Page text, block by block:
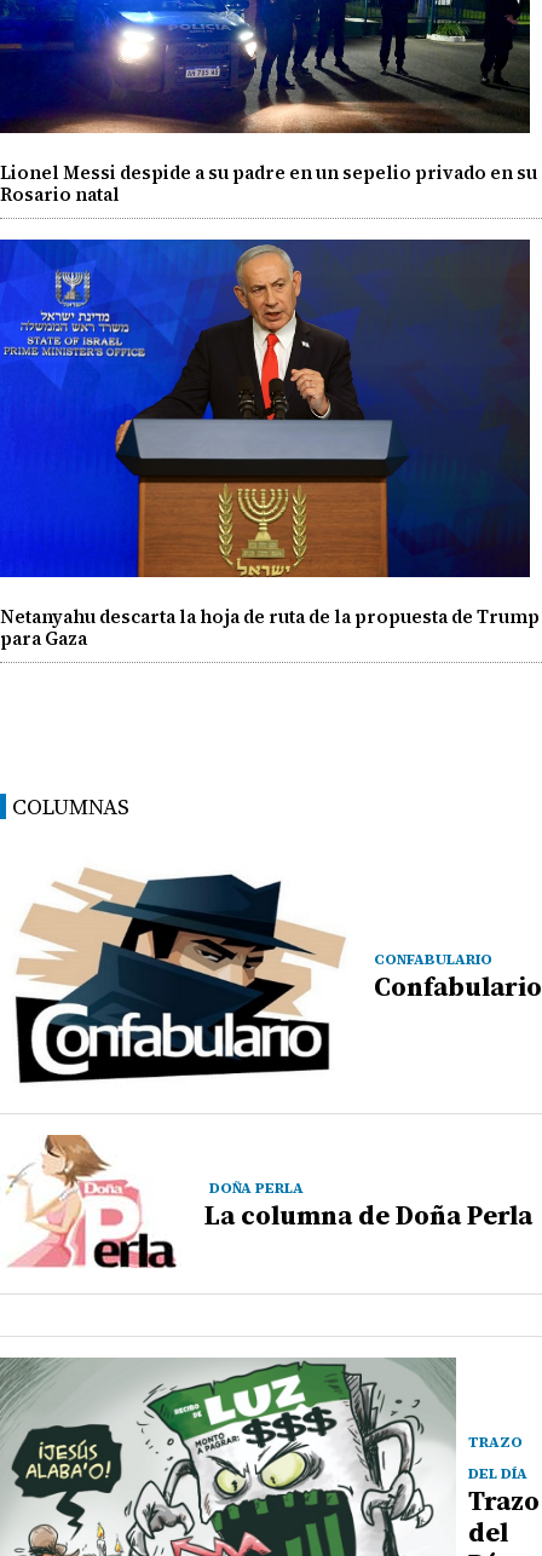
Lionel Messi despide a su padre en un sepelio privado en su
Rosario natal
Netanyahu descarta la hoja de ruta de la propuesta de Trump
para Gaza
COLUMNAS
CONFABULARIO
Confabulario
DOÑA PERLA
La columna de Doña Perla
TRAZO
DEL DÍA
Trazo
del